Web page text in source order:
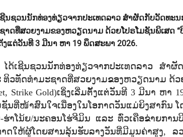
ນຊວນນັກທ່ອງທ່ຽວຈາກປະເທດລາວ ສໍາຜັດກັບວັດທະ
ດທີ່ສວຍງາມຂອງຫວຽດນາມ ດ້ວຍໂປຣໂມຊັນພິເສດ “
ຕັ້ງແຕ່ວັນທີ 3 ມີນາ ຫາ 19 ພຶດສະພາ 2026.
ດ້ເຊີນຊວນນັກທ່ອງທ່ຽວຈາກປະເທດລາວ ສໍາຜັ
ວທັດທຳມະຊາດທີ່ສວຍງາມຂອງຫວຽດນາມ ດ້ວ
Strike Gold)ເຊິ່ງເລີ່ມຕັ້ງແຕ່ວັນທີ 3 ມີນາ ຫາ
ຊັນທີ່ໜ້າສົນໃຈເນື່ອງໃນໂອກາດວັນແມ່ຍິງສາກົນ
າໂນ້ຍ/ນະຄອນໂຮ່ຈີມິນ ແລະ ທົ່ວເຄືອຂ່າຍການ
າດໃຫ້ຜູ້ໂດຍສານລຸ້ນຮັບລາງວັນທີ່ມີມູນຄ່າສູງ,ລ